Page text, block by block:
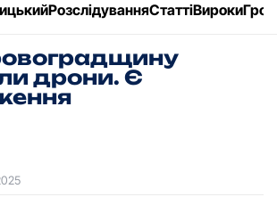
РозслідуванняСтаттіВироки
дрони. Є